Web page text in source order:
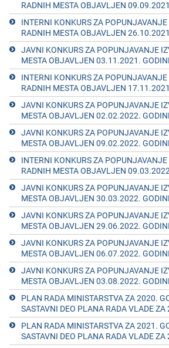
RADNIH MESTA OBJAVLJEN
INTERNI KONKURS ZA
RADNIH MESTA OBJAVLJEN
JAVNI KONKURS ZA POPUNJAVANJE
MESTA OBJAVLJEN 03.11.2021.
INTERNI KONKURS ZA
RADNIH MESTA OBJAVLJEN
JAVNI KONKURS ZA POPUNJAVANJE
MESTA OBJAVLJEN 02.02.2022.
JAVNI KONKURS ZA POPUNJAVANJE
MESTA OBJAVLJEN 09.02.2022.
INTERNI KONKURS ZA
RADNIH MESTA OBJAVLJEN
JAVNI KONKURS ZA POPUNJAVANJE
MESTA OBJAVLJEN 30.03.2022.
JAVNI KONKURS ZA POPUNJAVANJE
MESTA OBJAVLJEN 29.06.2022.
JAVNI KONKURS ZA POPUNJAVANJE
MESTA OBJAVLJEN 06.07.2022.
JAVNI KONKURS ZA POPUNJAVANJE
MESTA OBJAVLJEN 03.08.2022.
PLAN RADA MINISTARSTVA ZA 2020.
SASTAVNI DEO PLANA RADA VLADE
PLAN RADA MINISTARSTVA ZA 2021.
SASTAVNI DЕO PLANA RADA VLADЕ